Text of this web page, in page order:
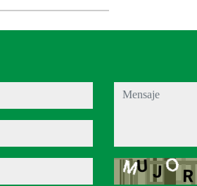
mensaje
Captcha